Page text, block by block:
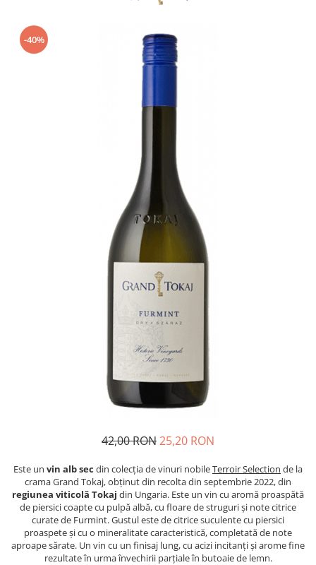
Ambalaje Gonflabile Air Column
-40%
42,00 RON25,20 RON
Este un vin alb sec din colecția de vinuri nobileTerroir Selection de la
crama Grand Tokaj, obținut din recolta din septembrie 2022, din
regiunea viticolă Tokaj din Ungaria. Este un vin cu aromă proaspătă
de piersici coapte cu pulpă albă, cu floare de struguri și note citrice
curate de Furmint. Gustul este de citrice suculente cu piersici
proaspete și cu o mineralitate caracteristică, completată de note
aproape sărate. Un vin cu un finisaj lung, cu acizi incitanți și arome fine
rezultate în urma învechirii parțiale în butoaie de lemn.